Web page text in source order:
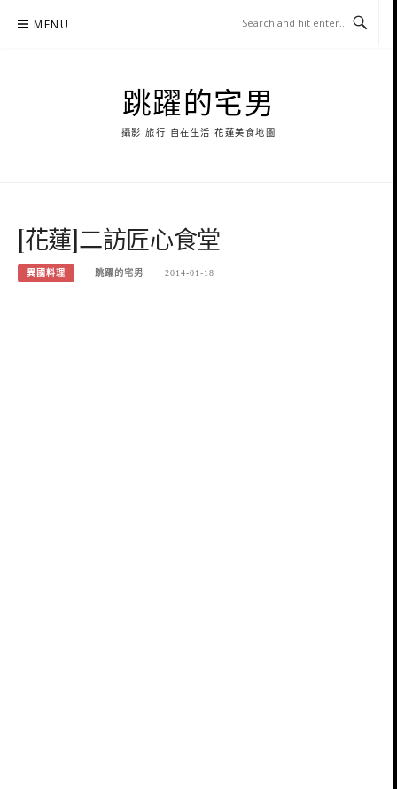
MENU
跳躍的宅男
攝影 旅行 自在生活 花蓮美食地圖
[花蓮]二訪匠心食堂
異國料理 跳躍的宅男 2014-01-18